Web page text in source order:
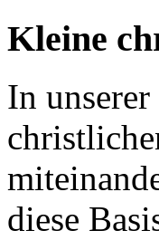
Kleine
In
diese